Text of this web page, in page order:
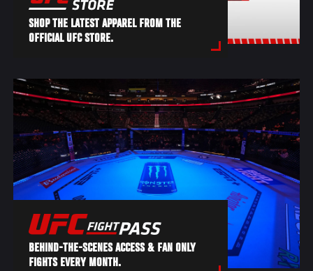
SHOP THE LATEST APPAREL FROM THE
OFFICIAL UFC STORE.
BEHIND-THE-SCENES ACCESS & FAN ONLY
FIGHTS EVERY MONTH.